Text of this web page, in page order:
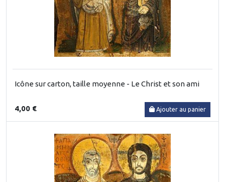
Icône sur carton, taille moyenne - Le Christ et son ami
4,00 € Ajouter au panier